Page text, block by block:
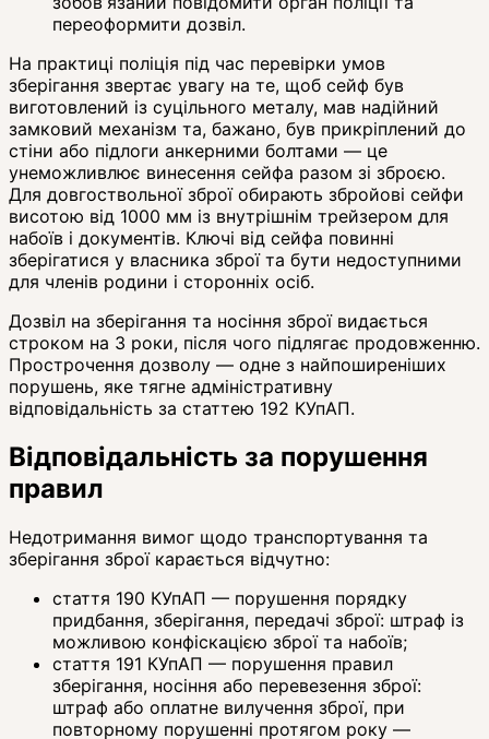
переоформити дозвіл.
На практиці поліція під час перевірки умов
зберігання звертає увагу на те, щоб сейф був
виготовлений із суцільного металу, мав надійний
замковий механізм та, бажано, був прикріплений до
стіни або підлоги анкерними болтами — це
унеможливлює винесення сейфа разом зі зброєю.
Для довгоствольної зброї обирають збройові сейфи
висотою від 1000 мм із внутрішнім трейзером для
набоїв і документів. Ключі від сейфа повинні
зберігатися у власника зброї та бути недоступними
для членів родини і сторонніх осіб.
Дозвіл на зберігання та носіння зброї видається
строком на 3 роки, після чого підлягає продовженню.
Прострочення дозволу — одне з найпоширеніших
порушень, яке тягне адміністративну
відповідальність за статтею 192 КУпАП.
Відповідальність за порушення
правил
Недотримання вимог щодо транспортування та
зберігання зброї карається відчутно:
стаття 190 КУпАП — порушення порядку
придбання, зберігання, передачі зброї: штраф із
можливою конфіскацією зброї та набоїв;
стаття 191 КУпАП — порушення правил
зберігання, носіння або перевезення зброї:
штраф або оплатне вилучення зброї, при
повторному порушенні протягом року —